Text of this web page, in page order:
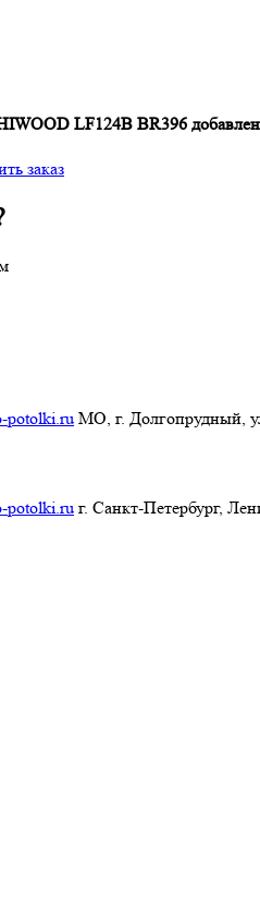
LF124B BR396 добавлен
заказ
potolki.ru МО, г. Долгопрудный,
potolki.ru г. Санкт-Петербург,